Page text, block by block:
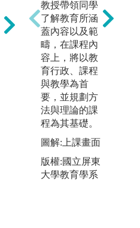
學生透過教育
統計、研究方
法及教育大數
據相關課程，
學習閱讀調查
資料、整理資
訊及運用數據
理解教育問
題；也可接觸
習、STEAM與
教育科技應
用，培養跨領
教授帶領同學
了解教育所涵
蓋內容以及範
疇，在課程內
容上，將以教
育行政、課程
與教學為首
要，並規劃方
法與理論的課
程為其基礎。
圖解:上課畫面
版權:國立屏東
大學教育學系